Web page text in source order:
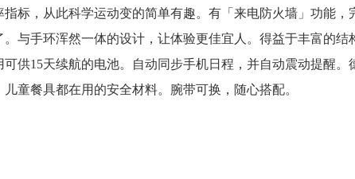
标，从此科学运动变的简单有趣。有「来电防火墙」功能，
与手环浑然一体的设计，让体验更佳宜人。得益于丰富的结
供15天续航的电池。自动同步手机日程，并自动震动提醒
童餐具都在用的安全材料。腕带可换，随心搭配。